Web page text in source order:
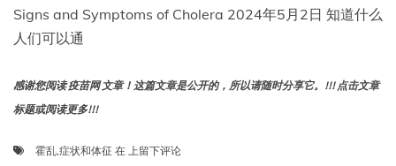
Signs and Symptoms of Cholera 2024年5月2日 知道什么
人们可以通
感谢您阅读 疫苗网 文章！这篇文章是公开的，所以请随时分享它。!!! 点击文章
标题或阅读更多!!!
霍乱,症状和体征 在 霍
上留下评论